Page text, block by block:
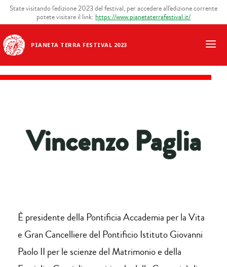
PIANETA TERRA FESTIVAL 2023
State visitando l'edizione 2023 del festival, per accedere all'edizione corrente
potete visitare il link: https://www.pianetaterrafestival.it/
Vincenzo Paglia
È presidente della Pontificia Accademia per la Vita
e Gran Cancelliere del Pontificio Istituto Giovanni
Paolo II per le scienze del Matrimonio e della